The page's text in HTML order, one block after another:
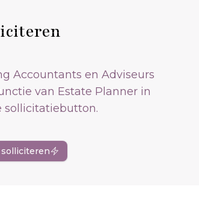
Accountants en Adviseurs
van Estate Planner in
sollicitatiebutton.